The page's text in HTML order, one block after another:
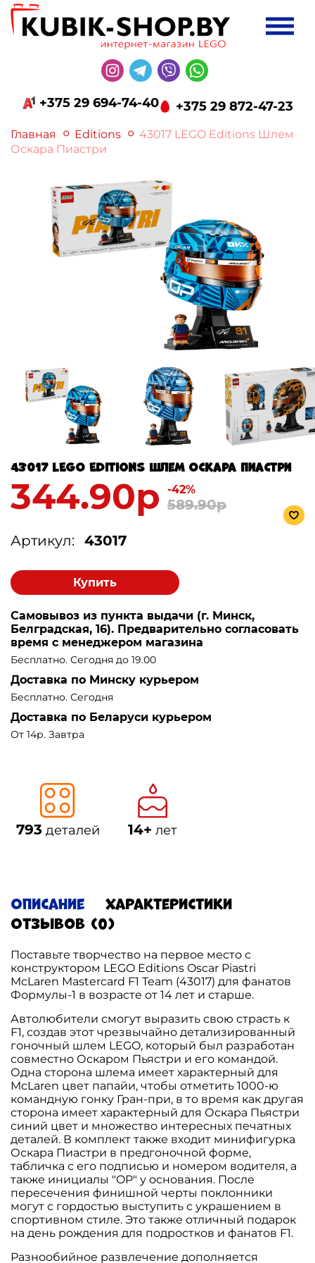
+375 29 694-74-40 +375 29 872-47-23
Главная Editions
43017 LEGO Editions Шлем
Оскара Пиастри
43017 LEGO Editions Шлем Оскара Пиастри
344.90р -42%
589.90р
Артикул: 43017
Купить
Самовывоз из пункта выдачи (г. Минск,
Белградская, 16). Предварительно согласовать
время с менеджером магазина
Бесплатно. Сегодня до 19.00
Доставка по Минску курьером
Бесплатно. Сегодня
Доставка по Беларуси курьером
От 14р. Завтра
793 деталей 14+ лет
Описание
Характеристики
Отзывов (0)
Поставьте творчество на первое место с
конструктором LEGO Editions Oscar Piastri
McLaren Mastercard F1 Team (43017) для фанатов
Формулы-1 в возрасте от 14 лет и старше.
Автолюбители смогут выразить свою страсть к
F1, создав этот чрезвычайно детализированный
гоночный шлем LEGO, который был разработан
совместно Оскаром Пьястри и его командой.
Одна сторона шлема имеет характерный для
McLaren цвет папайи, чтобы отметить 1000-ю
командную гонку Гран-при, в то время как другая
сторона имеет характерный для Оскара Пьястри
синий цвет и множество интересных печатных
деталей. В комплект также входит минифигурка
Оскара Пиастри в предгоночной форме,
табличка с его подписью и номером водителя, а
также инициалы "OP" у основания. После
пересечения финишной черты поклонники
могут с гордостью выступить с украшением в
спортивном стиле. Это также отличный подарок
на день рождения для подростков и фанатов F1.
Разнообийное развлечение дополняется